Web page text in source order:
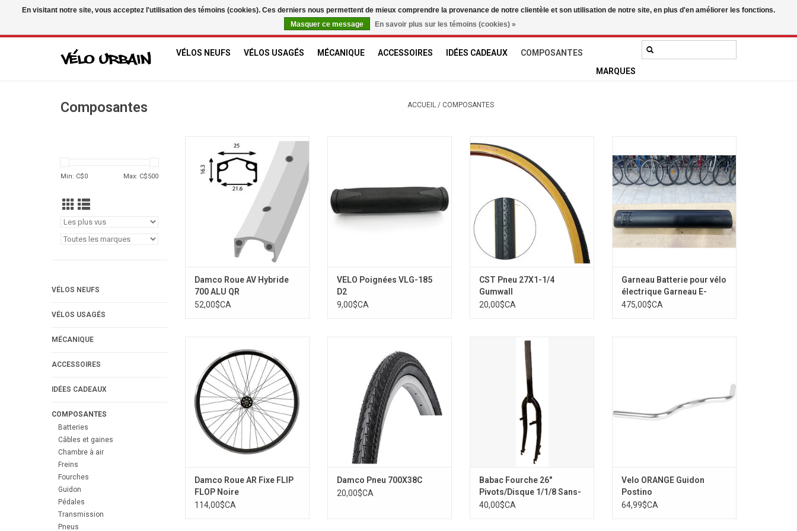
VÉLOS NEUFS VÉLOS USAGÉS MÉCANIQUE ACCESSOIRES IDÉES CADEAUX
COMPOSANTES
MARQUES
Composantes ACCUEIL / COMPOSANTES
Min: C$0 Max: C$500
VÉLOS NEUFS
VÉLOS USAGÉS
MÉCANIQUE
ACCESSOIRES
IDÉES CADEAUX
COMPOSANTES
Batteries
Câbles et gaines
Chambre à air
Freins
Fourches
Guidon
Pédales
Transmission
Pneus
ALLIAGE SIMPLE PAROI
AJOUTER AU PANIER
Damco Roue AV Hybride
700 ALU QR
52,00$CA
VELO Poignées VLG-185
D2
9,00$CA
CST Pneu 27X1-1/4 Gumwall
AJOUTER AU PANIER
CST Pneu 27X1-1/4
Gumwall
20,00$CA
électrique Garneau E-Espace 3
Step
Garneau Batterie pour vélo
électrique Garneau E-
Espace 3 Step
475,00$CA
AJOUTER AU PANIER
Damco Roue AR Fixe FLIP
FLOP Noire
114,00$CA
AJOUTER AU PANIER
Damco Pneu 700X38C
20,00$CA
Babac Fourche 26" Pivots/Disque
1/1/8 Sans-filet
AJOUTER AU PANIER
Babac Fourche 26"
Pivots/Disque 1/1/8 Sans-
filet
40,00$CA
Velo ORANGE Guidon
Postino
64,99$CA
En visitant notre site, vous acceptez l'utilisation des témoins (cookies). Ces derniers nous permettent de mieux comprendre la provenance de notre clientèle et son utilisation de notre site, en plus d'en améliorer les fonctions.
Masquer ce message
En savoir plus sur les témoins (cookies) »